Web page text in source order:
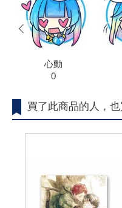
心動
0
prev
買了此商品的人，